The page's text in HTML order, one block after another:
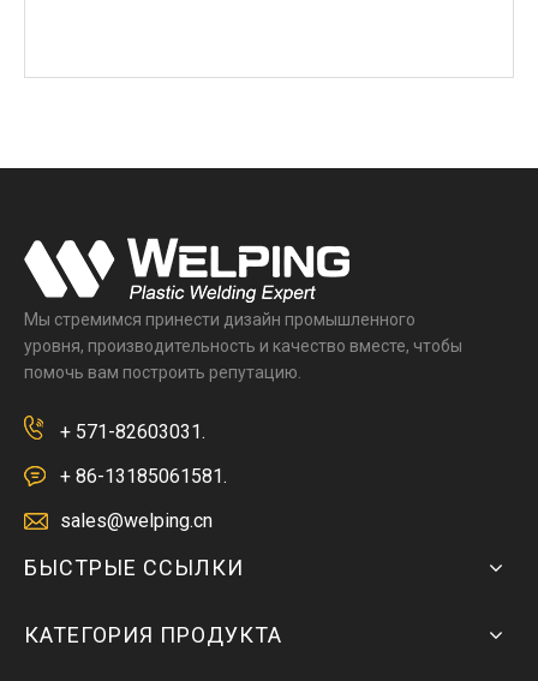
Мы стремимся принести дизайн промышленного
уровня, производительность и качество вместе, чтобы
помочь вам построить репутацию.
+ 571-82603031.
+ 86-13185061581.
sales@welping.cn
БЫСТРЫЕ ССЫЛКИ
КАТЕГОРИЯ ПРОДУКТА